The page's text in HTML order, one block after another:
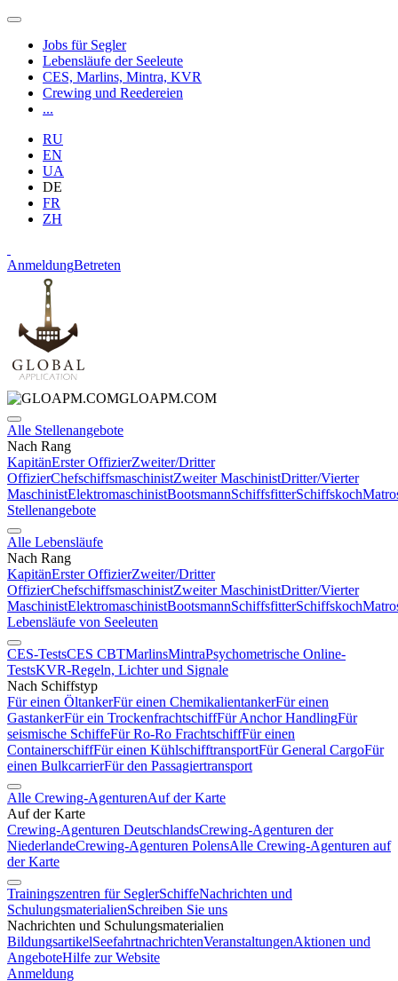
Jobs für Segler
Lebensläufe der Seeleute
CES, Marlins, Mintra, KVR
Crewing und Reedereien
...
RU
EN
UA
DE
FR
ZH
AnmeldungBetreten
GLOAPM.COM
Alle Stellenangebote
Nach Rang
KapitänErster OffizierZweiter/Dritter
OffizierChefschiffsmaschinistZweiter MaschinistDritter/Vierter
MaschinistElektromaschinistBootsmannSchiffsfitterSchiffskoch
Stellenangebote
Alle Lebensläufe
Nach Rang
KapitänErster OffizierZweiter/Dritter
OffizierChefschiffsmaschinistZweiter MaschinistDritter/Vierter
MaschinistElektromaschinistBootsmannSchiffsfitterSchiffskoch
Lebensläufe von Seeleuten
CES-TestsCES CBTMarlinsMintraPsychometrische Online-
TestsKVR-Regeln, Lichter und Signale
Nach Schiffstyp
Für einen ÖltankerFür einen ChemikalientankerFür einen
GastankerFür ein TrockenfrachtschiffFür Anchor HandlingFür
seismische SchiffeFür Ro-Ro FrachtschiffFür einen
ContainerschiffFür einen KühlschifftransportFür General CargoFür
einen BulkcarrierFür den Passagiertransport
Alle Crewing-AgenturenAuf der Karte
Auf der Karte
Crewing-Agenturen DeutschlandsCrewing-Agenturen der
NiederlandeCrewing-Agenturen PolensAlle Crewing-Agenturen auf
der Karte
Trainingszentren für SeglerSchiffeNachrichten und
SchulungsmaterialienSchreiben Sie uns
Nachrichten und Schulungsmaterialien
BildungsartikelSeefahrtnachrichtenVeranstaltungenAktionen und
AngeboteHilfe zur Website
Anmeldung